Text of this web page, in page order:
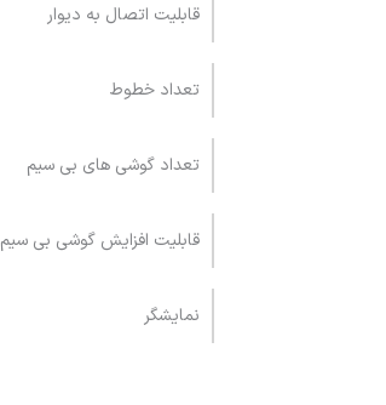
قابليت اتصال به ديوار
تعداد خطوط
تعداد گوشی های بی سیم
قابلیت افزایش گوشی بی سیم
نمايشگر